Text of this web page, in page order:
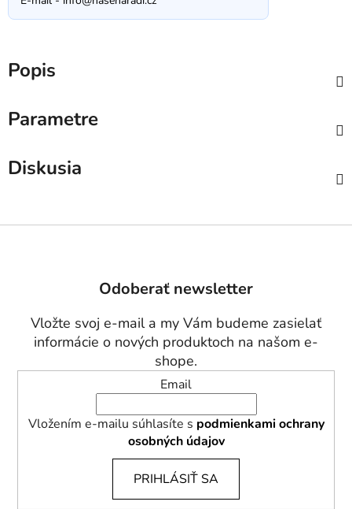
Popis
Parametre
Diskusia
Odoberať newsletter
Vložte svoj e-mail a my Vám budeme zasielať
informácie o nových produktoch na našom e-
shope.
Email
Vložením e-mailu súhlasíte s podmienkami ochrany
osobných údajov
PRIHLÁSIŤ SA